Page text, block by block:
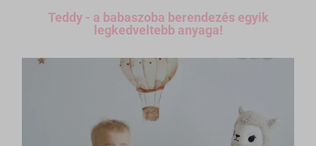
Teddy - a babaszoba berendezés egyik
legkedveltebb anyaga!